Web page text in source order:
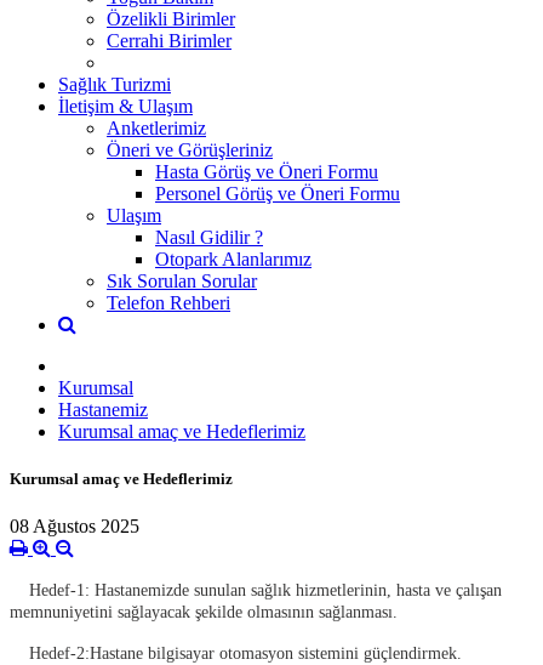
Özelikli Birimler
Cerrahi Birimler
Sağlık Turizmi
İletişim & Ulaşım
Anketlerimiz
Öneri ve Görüşleriniz
Hasta Görüş ve Öneri Formu
Personel Görüş ve Öneri Formu
Ulaşım
Nasıl Gidilir ?
Otopark Alanlarımız
Sık Sorulan Sorular
Telefon Rehberi
Kurumsal
Hastanemiz
Kurumsal amaç ve Hedeflerimiz
Kurumsal amaç ve Hedeflerimiz
08 Ağustos 2025
Hedef-1: Hastanemizde sunulan sağlık hizmetlerinin, hasta ve çalışan
memnuniyetini sağlayacak şekilde olmasının sağlanması.
Hedef-2:Hastane bilgisayar otomasyon sistemini güçlendirmek.